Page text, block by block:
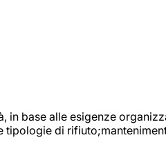
in base alle esigenze
di